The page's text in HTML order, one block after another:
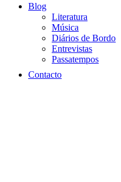
Blog
Literatura
Música
Diários de Bordo
Entrevistas
Passatempos
Contacto